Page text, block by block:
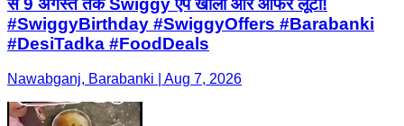
से 9 अगस्त तक Swiggy ऐप खोलो और ऑफर लूटो!
#SwiggyBirthday #SwiggyOffers #Barabanki
#DesiTadka #FoodDeals
Nawabganj, Barabanki | Aug 7, 2026